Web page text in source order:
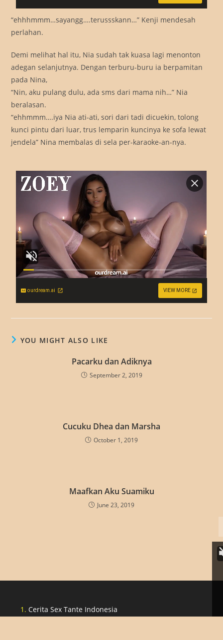
“ehhhmmm…sayangg….terussskann…” Kenji mendesah
perlahan.
Demi melihat hal itu, Nia sudah tak kuasa lagi menonton
adegan selanjutnya. Dengan terburu-buru ia berpamitan
pada Nina,
“Nin, aku pulang dulu, ada sms dari mama nih…” Nia
beralasan.
“ehhmmm….iya Nia ati-ati, sori dari tadi dicuekin, tolong
kunci pintu dari luar, trus lemparin kuncinya ke sofa lewat
jendela” Nina membalas di sela per-karaoke-an-nya.
ourdream.ai VIEW MORE
YOU MIGHT ALSO LIKE
Pacarku dan Adiknya
September 2, 2019
Cucuku Dhea dan Marsha
October 1, 2019
Maafkan Aku Suamiku
June 23, 2019
Cerita Sex Tante Indonesia